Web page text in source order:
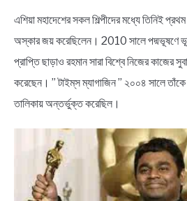
এশিয়া মহাদেশের সকল শিল্পীদের মধ্যে তিনিই
অস্কার জয় করেছিলেন। 2010 সালে পদ্মভূষণে
প্রাপ্তি ছাড়াও রহমান সারা বিশ্বে নিজের কাজের
করেছেন। ” টাইম্‌স ম্যাগাজিন ” ২০০৪ সালে তাঁকে
তালিকায় অন্তর্ভুক্ত করেছিল।